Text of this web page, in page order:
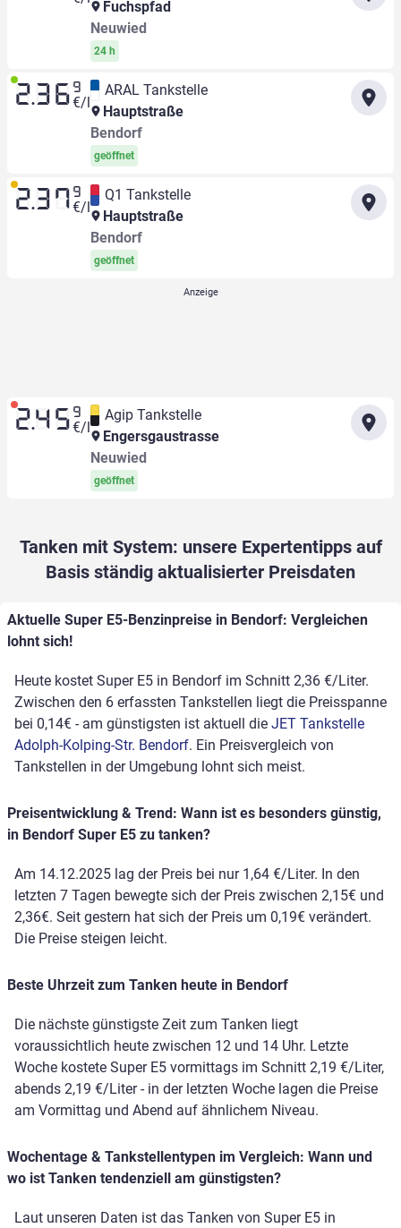
Fuchspfad
Neuwied
24 h
2.36 9
€/l
ARAL Tankstelle
Hauptstraße
Bendorf
geöffnet
2.37 9
€/l
Q1 Tankstelle
Hauptstraße
Bendorf
geöffnet
2.45 9
€/l
Agip Tankstelle
Engersgaustrasse
Neuwied
geöffnet
Tanken mit System: unsere Expertentipps auf
Basis ständig aktualisierter Preisdaten
Aktuelle Super E5-Benzinpreise in Bendorf: Vergleichen
lohnt sich!
Heute kostet Super E5 in Bendorf im Schnitt 2,36 €/Liter.
Zwischen den 6 erfassten Tankstellen liegt die Preisspanne
bei 0,14€ - am günstigsten ist aktuell die JET Tankstelle
Adolph-Kolping-Str. Bendorf. Ein Preisvergleich von
Tankstellen in der Umgebung lohnt sich meist.
Preisentwicklung & Trend: Wann ist es besonders günstig,
in Bendorf Super E5 zu tanken?
Am 14.12.2025 lag der Preis bei nur 1,64 €/Liter. In den
letzten 7 Tagen bewegte sich der Preis zwischen 2,15€ und
2,36€. Seit gestern hat sich der Preis um 0,19€ verändert.
Die Preise steigen leicht.
Beste Uhrzeit zum Tanken heute in Bendorf
Die nächste günstigste Zeit zum Tanken liegt
voraussichtlich heute zwischen 12 und 14 Uhr. Letzte
Woche kostete Super E5 vormittags im Schnitt 2,19 €/Liter,
abends 2,19 €/Liter - in der letzten Woche lagen die Preise
am Vormittag und Abend auf ähnlichem Niveau.
Wochentage & Tankstellentypen im Vergleich: Wann und
wo ist Tanken tendenziell am günstigsten?
Laut unseren Daten ist das Tanken von Super E5 in